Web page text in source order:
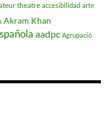
theatre accesibilidad arte
Akram Khan
aadpc Agrupació